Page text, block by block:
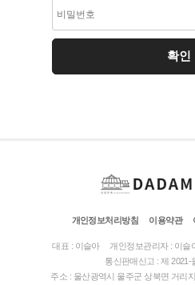
개인정보처리방침 이용약관
대표 : 이슬아 개인정보관리자 : 이슬
통신판매신고 : 제 2021-
주소 : 울산광역시 울주군 상북면 거리